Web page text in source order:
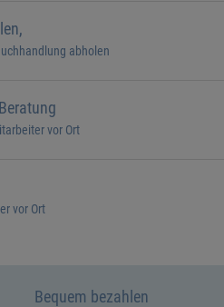
abholen
vor Ort
vor Ort
Bequem bezahlen